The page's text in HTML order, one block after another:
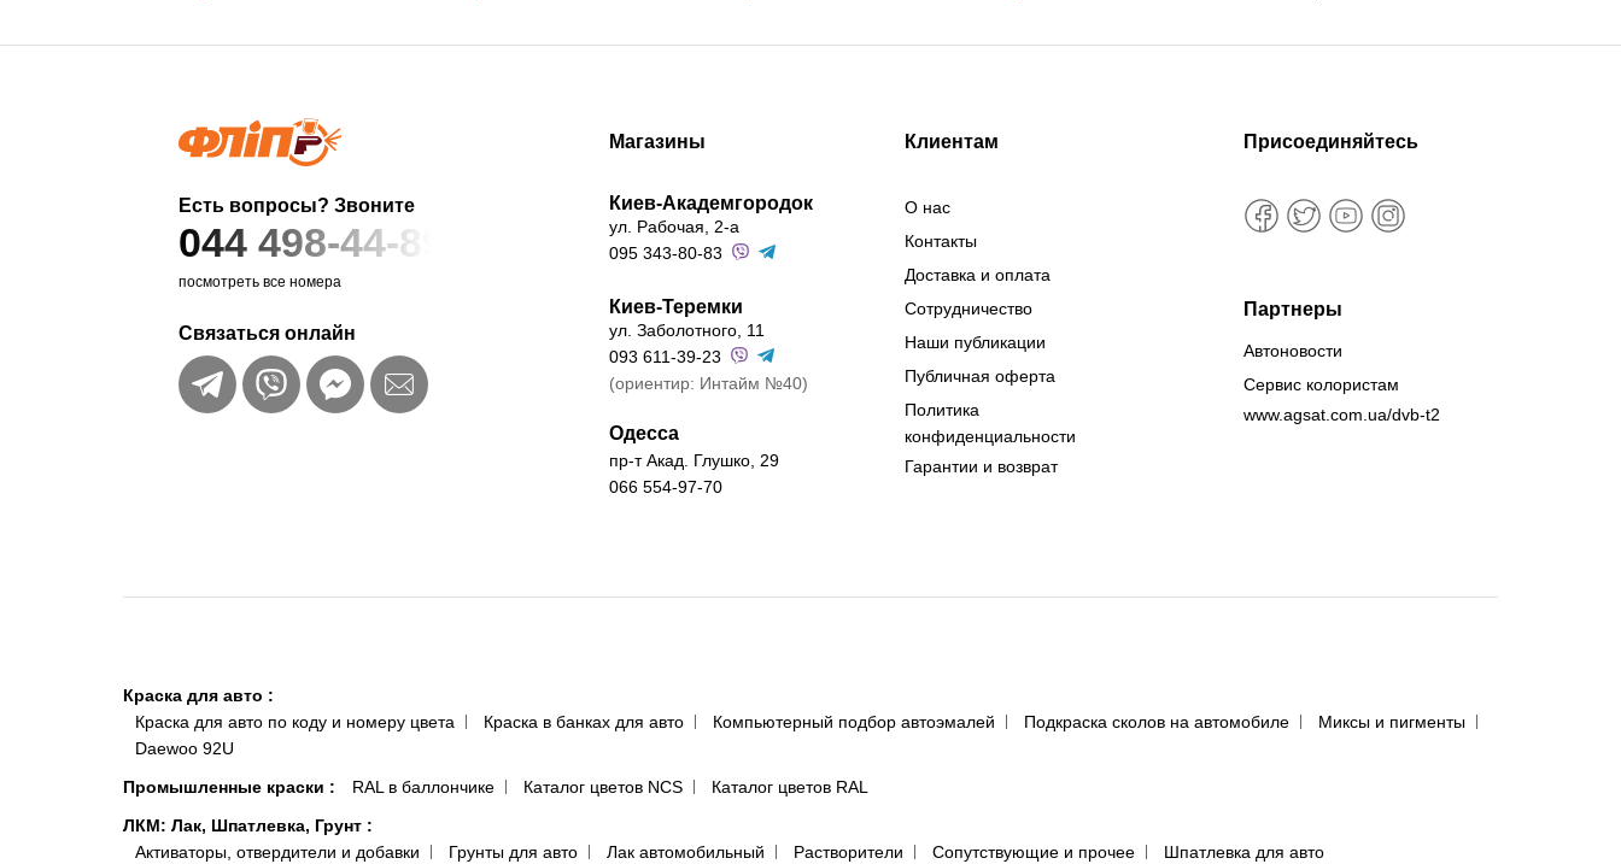
Есть вопросы? Звоните
044 498-44-89
посмотреть все номера
Связаться онлайн
Магазины
Киев-Академгородок
ул. Рабочая, 2-а
095 343-80-83
Киев-Теремки
ул. Заболотного, 11
093 611-39-23
(ориентир: Интайм №40)
Одесса
пр-т Акад. Глушко, 29
066 554-97-70
Клиентам
О нас
Контакты
Доставка и оплата
Сотрудничество
Наши публикации
Публичная оферта
Политика
конфиденциальности
Гарантии и возврат
Присоединяйтесь
Партнеры
Автоновости
Сервис колористам
www.agsat.com.ua/dvb-t2
Краска для авто :
Краска для авто по коду и номеру цвета
Краска в банках для авто Компьютерный подбор автоэмалей Подкраска сколов на автомобиле
Миксы и пигменты
Daewoo 92U
Промышленные краски : RAL в баллончике Каталог цветов NCS
Каталог цветов RAL
ЛКМ: Лак, Шпатлевка, Грунт :
Активаторы, отвердители и добавки
Грунты для авто Лак автомобильный Растворители Сопутствующие и прочее
Шпатлевка для авто